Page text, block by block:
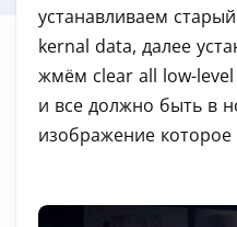
устанавливаем
kernal data, далее
жмём clear all low-
и все должно быть в
изображение которое